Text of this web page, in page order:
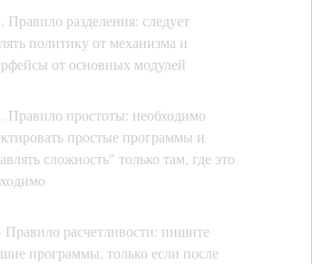
Правило разделения: следует
политику от механизма и
от основных модулей
Правило простоты: необходимо
простые программы и
сложность" только там, где это
Правило расчетливости: пишите
программы, только если после